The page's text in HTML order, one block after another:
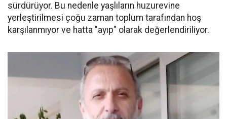
sürdürüyor. Bu nedenle yaşlıların huzurevine
yerleştirilmesi çoğu zaman toplum tarafından hoş
karşılanmıyor ve hatta "ayıp" olarak değerlendiriliyor.